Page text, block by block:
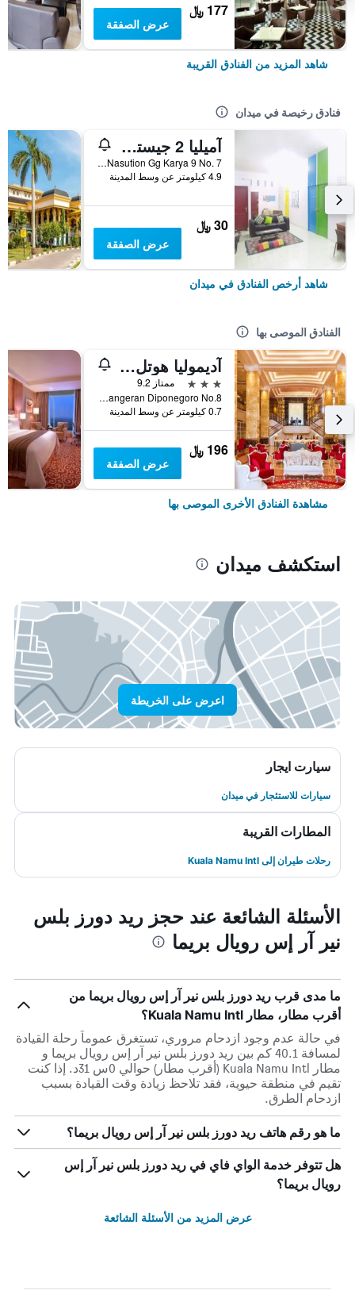
177 ﷼
عرض الصفقة
شاهد المزيد من الفنادق القريبة
فنادق رخيصة في ميدان
آميليا 2 جيستهاوس
Jl. A.H. Nasution Gg Karya 9 No. 7, ميدان, إندونيسيا
4.9 كيلومتر عن وسط المدينة
30 ﷼
عرض الصفقة
شاهد أرخص الفنادق في ميدان
الفنادق الموصى بها
آديموليا هوتل ميدان
3 نجوم
ممتاز 9.2
Jalan Pangeran Diponegoro No.8, ميدان, إندونيسيا
0.7 كيلومتر عن وسط المدينة
196 ﷼
عرض الصفقة
مشاهدة الفنادق الأخرى الموصى بها
استكشف ميدان
اعرض على الخريطة
سيارت ايجار
سيارات للاستئجار في ميدان
المطارات القريبة
رحلات طيران إلى Kuala Namu Intl
الأسئلة الشائعة عند حجز ريد دورز بلس
نير آر إس رويال بريما
ما مدى قرب ريد دورز بلس نير آر إس رويال بريما من
أقرب مطار، مطار Kuala Namu Intl؟
في حالة عدم وجود ازدحام مروري، تستغرق عموماً رحلة القيادة
لمسافة 40.1 كم بين ريد دورز بلس نير آر إس رويال بريما و
مطار Kuala Namu Intl (أقرب مطار) حوالي 0س 31د. إذا كنت
تقيم في منطقة حيوية، فقد تلاحظ زيادة وقت القيادة بسبب
ازدحام الطرق.
ما هو رقم هاتف ريد دورز بلس نير آر إس رويال بريما؟
هل تتوفر خدمة الواي فاي في ريد دورز بلس نير آر إس
رويال بريما؟
عرض المزيد من الأسئلة الشائعة